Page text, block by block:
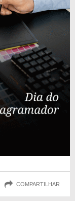
COMPARTILHAR